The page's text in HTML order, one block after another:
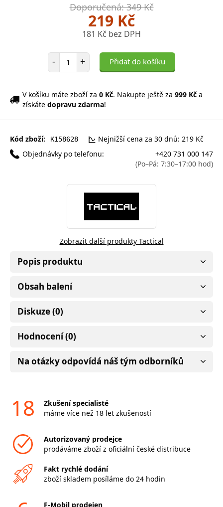
Doporučená: 349 Kč
219 Kč
181 Kč bez DPH
- Počet položek
+ Přidat do košíku
V košíku máte zboží za 0 Kč. Nakupte ještě za 999 Kč a
získáte dopravu zdarma!
Kód zboží: K158628
Nejnižší cena za 30 dnů: 219 Kč
Objednávky po telefonu:
+420 731 000 147
(Po–Pá: 7:30–17:00 hod)
Zobrazit další produkty Tactical
Popis produktu
Obsah balení
Diskuze (0)
Hodnocení (0)
Na otázky odpovídá náš tým odborníků
18
Zkušení specialisté
máme více než 18 let zkušeností
Autorizovaný prodejce
prodáváme zboží z oficiální české distribuce
Fakt rychlé dodání
zboží skladem posíláme do 24 hodin
F-Mobil prodejen